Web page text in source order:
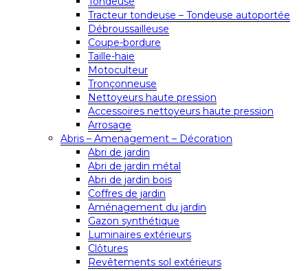
Tracteur tondeuse – Tondeuse autoportée
Débroussailleuse
Coupe-bordure
Taille-haie
Motoculteur
Tronçonneuse
Nettoyeurs haute pression
Accessoires nettoyeurs haute pression
Arrosage
Abris – Amenagement – Décoration
Abri de jardin
Abri de jardin métal
Abri de jardin bois
Coffres de jardin
Aménagement du jardin
Gazon synthétique
Luminaires extérieurs
Clôtures
Revêtements sol extérieurs